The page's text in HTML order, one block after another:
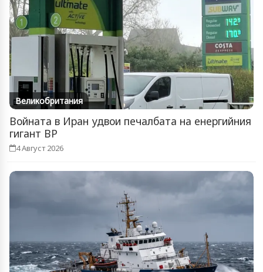
Великобритания
Войната в Иран удвои печалбата на енергийния
гигант BP
4 Август 2026